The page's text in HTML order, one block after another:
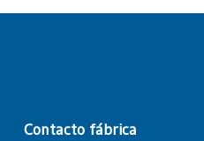
Contacto fábrica